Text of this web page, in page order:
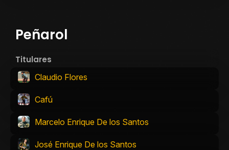
Peñarol
Titulares
Claudio Flores
Cafú
Marcelo Enrique De los Santos
José Enrique De los Santos